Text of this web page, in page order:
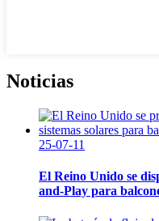
Noticias
25-07-11
El Reino Unido se
and-Play para